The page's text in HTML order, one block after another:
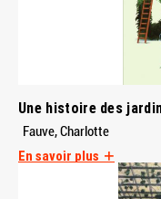
Une histoire des
Fauve, Charlotte
En savoir plus